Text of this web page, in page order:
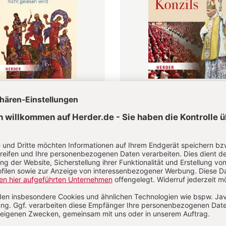
Jantzen
€
Ausgabe
in 1-3 Werktagen
24,00 €
Gebundene Ausgabe
Lieferbar in 1-3 Werktagen